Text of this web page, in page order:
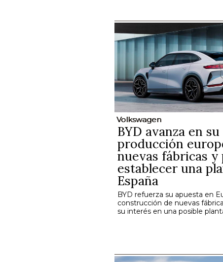
Volkswagen
BYD avanza en su
producción
nuevas fábricas y
establecer una
España
BYD refuerza su apuesta en
construcción de nuevas
su interés en una posible